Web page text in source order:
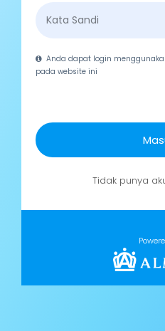
Anda dapat login
pada website ini
Tidak punya